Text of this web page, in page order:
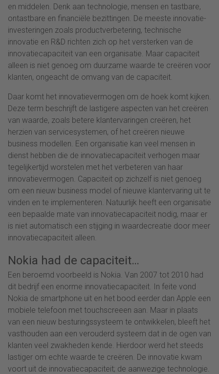
en middelen. Denk aan technologie, mensen en tastbare,
ontastbare en financiële bezittingen. De meeste innovatie-
investeringen zoals productverbetering, technische
innovatie en R&D richten zich op het versterken van de
innovatiecapaciteit van een organisatie. Maar capaciteit
alleen is niet genoeg om duurzame waarde te creëren voor
klanten, ongeacht de omvang van de capaciteit.
Daar komt het innovatievermogen om de hoek komt kijken.
Deze term beschrijft de lastigere aspecten van het creëren
van waarde, zoals betere klantervaringen creëren, het
herzien van servicesystemen, of het creëren nieuwe
business modellen. Een organisatie kan veel mensen in
dienst hebben die de innovatiecapaciteit verhogen maar
tegelijkertijd worstelen met het verbeteren van haar
innovatievermogen. Capaciteit op zichzelf is niet genoeg
om een nieuw business model of nieuwe klantervaring uit te
vinden en te implementeren. Natuurlijk heeft een organisatie
een bepaalde mate van innovatiecapaciteit nodig, maar er
is niet automatisch een stijging in waardecreatie door meer
innovatiecapaciteit alleen.
Nokia had de capaciteit…
Een beroemd voorbeeld is Nokia. Van 2007 tot 2010 had
dit bedrijf een enorme innovatiecapaciteit. In feite vond
Nokia de smartphone uit en het bood eerder dan Apple een
mobiele telefoon met touchscreeen aan. Maar in plaats
van een nieuw besturingssysteem te ontwikkelen, bleeft het
vasthouden aan een verouderd systeem dat in de ogen van
klanten veel zwakheden kende. Hierdoor werd het steeds
lastiger om echte waarde te creëren. De innovatie kwam
voort uit de innovatiecapaciteit; de aanwezige technologie.